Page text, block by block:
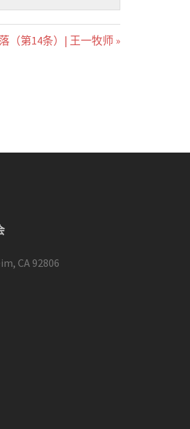
（第14条）| 王一牧师 »
CA 92806